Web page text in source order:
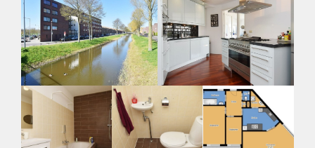
Huurtoeslag grens: Nee
Geschikt voor studenten: Afhankelijk van de Eigenaar